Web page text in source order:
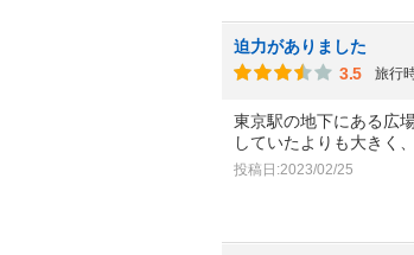
迫力がありました
3.5
旅行
東京駅の地下にある広
していたよりも大きく
投稿日:2023/02/25